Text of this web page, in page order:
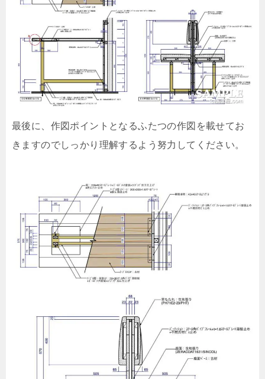
最後に、作図ポイントとなるふたつの作図を載せてお
きますのでしっかり理解するよう努力してください。